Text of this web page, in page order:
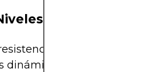
Dinámicos
son estáticos, las
dinámicos que se adaptan